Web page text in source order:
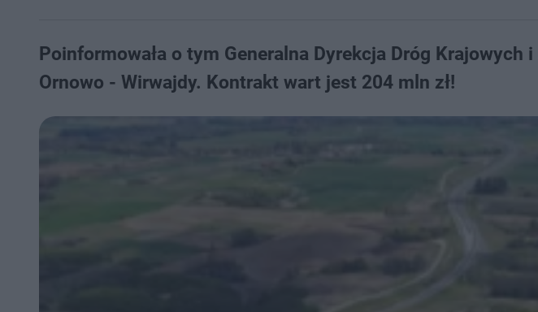
Poinformowała o tym Generalna Dyrekcja Dróg
Ornowo - Wirwajdy. Kontrakt wart jest 204 mln zł!